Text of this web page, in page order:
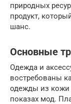
природных
продукт,
шанс.
Основные
Одежда и
востребованы
одежды из кожи
показах мод.